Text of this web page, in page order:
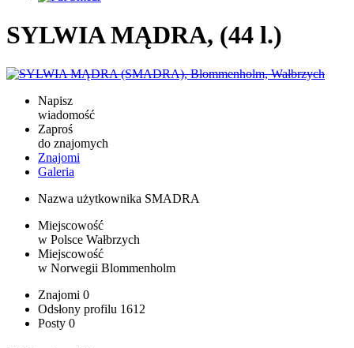
SYLWIA MĄDRA, (44 l.)
Napisz
wiadomość
Zaproś
do znajomych
Znajomi
Galeria
Nazwa użytkownika SMADRA
Miejscowość
w Polsce Wałbrzych
Miejscowość
w Norwegii Blommenholm
Znajomi 0
Odsłony profilu 1612
Posty 0